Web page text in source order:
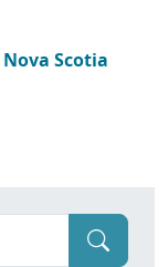
Scotia